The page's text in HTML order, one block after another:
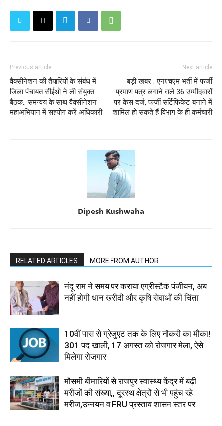
Previous article
वैक्सीनेशन की तैयारियों के संबंध में
जिला पंचायत सीईओ ने ली संयुक्त
बैठक.. समन्वय के साथ वैक्सीनेशन
महाअभियान में सहयोग करें अधिकारी
Next article
बड़ी खबर : एनएचएम भर्ती में फर्जी
प्रमाण पत्र लगाने वाले 36 उम्मीदवारों
पर केस दर्ज, फर्जी सर्टिफिकेट बनाने में
शामिल हो सकते हैं विभाग के ही कर्मचारी
Dipesh Kushwaha
RELATED ARTICLES MORE FROM AUTHOR
नंदू राम ने समय पर कराया एग्रीस्टैक पंजीयन, अब
नहीं होगी धान खरीदी और कृषि सेवाओं की चिंता
10वीं पास से ग्रेजुएट तक के लिए नौकरी का मौका!
301 पद खाली, 17 अगस्त को रोजगार मेला, ऐसे
मिलेगा रोजगार
मौसमी बीमारियों से राजपुर स्वास्थ्य केंद्र में बढ़ी
मरीजों की संख्या,, दूरस्थ क्षेत्रों से भी पहुंच रहे
मरीज,उन्नयन व FRU प्रस्ताव शासन स्तर पर